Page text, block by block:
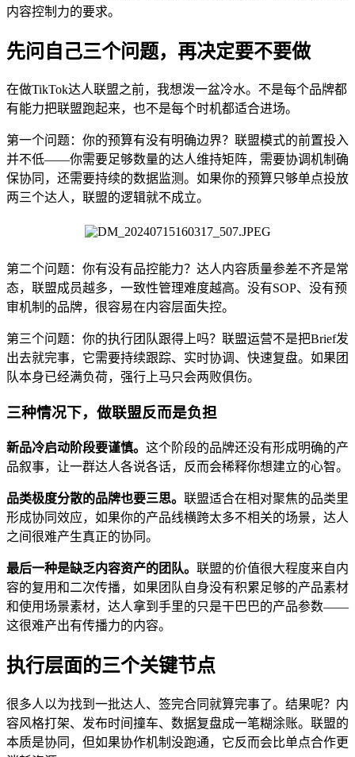
内容控制力的要求。
先问自己三个问题，再决定要不要做
在做TikTok达人联盟之前，我想泼一盆冷水。不是每个品牌都
有能力把联盟跑起来，也不是每个时机都适合进场。
第一个问题：你的预算有没有明确边界？联盟模式的前置投入
并不低——你需要足够数量的达人维持矩阵，需要协调机制确
保协同，还需要持续的数据监测。如果你的预算只够单点投放
两三个达人，联盟的逻辑就不成立。
第二个问题：你有没有品控能力？达人内容质量参差不齐是常
态，联盟成员越多，一致性管理难度越高。没有SOP、没有预
审机制的品牌，很容易在内容层面失控。
第三个问题：你的执行团队跟得上吗？联盟运营不是把Brief发
出去就完事，它需要持续跟踪、实时协调、快速复盘。如果团
队本身已经满负荷，强行上马只会两败俱伤。
三种情况下，做联盟反而是负担
新品冷启动阶段要谨慎。 这个阶段的品牌还没有形成明确的产
品叙事，让一群达人各说各话，反而会稀释你想建立的心智。
品类极度分散的品牌也要三思。 联盟适合在相对聚焦的品类里
形成协同效应，如果你的产品线横跨太多不相关的场景，达人
之间很难产生真正的协同。
最后一种是缺乏内容资产的团队。 联盟的价值很大程度来自内
容的复用和二次传播，如果团队自身没有积累足够的产品素材
和使用场景素材，达人拿到手里的只是干巴巴的产品参数——
这很难产出有传播力的内容。
执行层面的三个关键节点
很多人以为找到一批达人、签完合同就算完事了。结果呢？内
容风格打架、发布时间撞车、数据复盘成一笔糊涂账。联盟的
本质是协同，但如果协作机制没跑通，它反而会比单点合作更